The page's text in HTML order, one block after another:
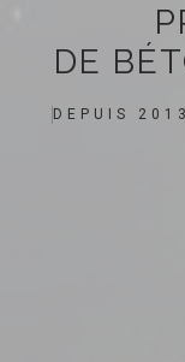
DE
DEPUIS